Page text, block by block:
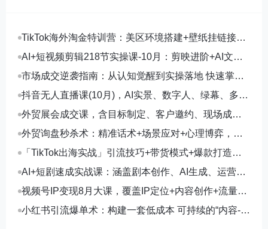
TikTok海外淘金特训营：美区环境搭建+壁纸挂链接
+剪映数字人，月入1.5万
AI+短视频剪辑218节实操课-10月：剪映进阶+AI文案
生成+账号运营，月入2万
市场成交逆袭指南：从认知觉醒到实操落地 快速掌握
市场开拓与成交核心能力
抖音无人直播课(10月)，AI实景、数字人、绿幕、多种
玩法、24小时自动盈利
外贸展会成交课，含目标制定、客户邀约、现场成
交，系统化SOP提升参展ROI
外贸询盘秒杀术：精准话术+场景应对+心理博弈，单
月询盘转化率提升200%
「TikTok出海实战」引流技巧+带货模式+爆款打造，
单月变现10万+秘籍
AI+短剧速成实战课：涵盖剧本创作、AI生成、运营变
现，单部剧收益破万
视频号IP变现8月大课，覆盖IP定位+内容创作+流量获
取+合规运营+商业转化
小红书引流爆单术：构建一套低成本 可持续的“内容-引